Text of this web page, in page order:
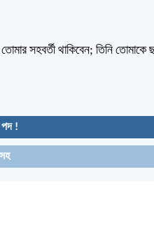
সহবর্তী থাকিবেন; তিনি তোমাকে
পদ !